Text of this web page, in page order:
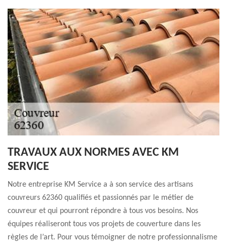
TRAVAUX AUX NORMES AVEC KM
SERVICE
Notre entreprise KM Service a à son service des artisans
couvreurs 62360 qualifiés et passionnés par le métier de
couvreur et qui pourront répondre à tous vos besoins. Nos
équipes réaliseront tous vos projets de couverture dans les
règles de l’art. Pour vous témoigner de notre professionnalisme